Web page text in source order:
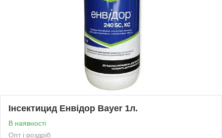
Інсектицид Енвідор Bayer 1л.
В наявності
Опт і роздріб